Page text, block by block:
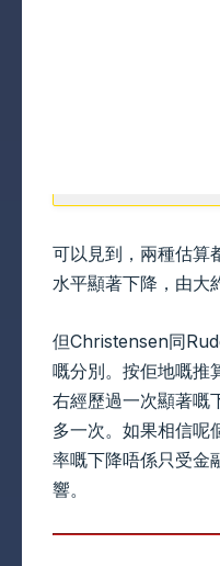
可以見到，兩種估算
水平顯著下降，由大
但Christensen同
嘅分別。按佢地嘅推
右經歷過一次顯著嘅
多一次。如果相信呢
率嘅下降唔係只受金
響。